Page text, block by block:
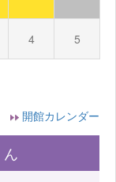
4 5
開館カレンダー